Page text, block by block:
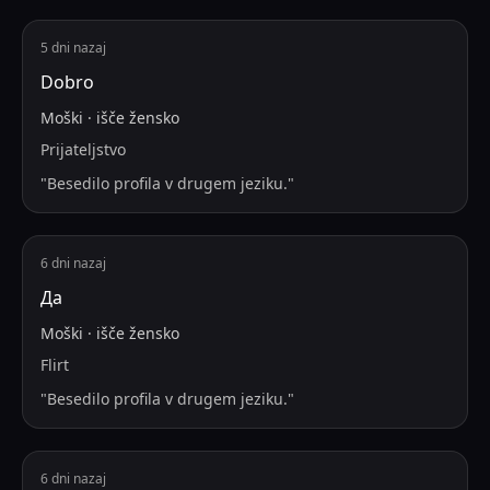
5 dni nazaj
Dobro
Moški · išče žensko
Prijateljstvo
"Besedilo profila v drugem jeziku."
6 dni nazaj
Да
Moški · išče žensko
Flirt
"Besedilo profila v drugem jeziku."
6 dni nazaj